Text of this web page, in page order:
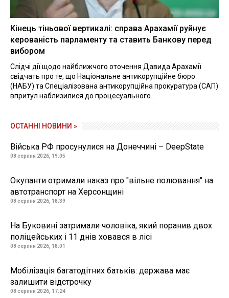
Кінець тіньової вертикалі: справа Арахамії руйнує
керованість парламенту та ставить Банкову перед
вибором
Слідчі дії щодо найближчого оточення Давида Арахамії
свідчать про те, що Національне антикорупційне бюро
(НАБУ) та Спеціалізована антикорупційна прокуратура (САП)
впритул наблизилися до процесуального...
ОСТАННІ НОВИНИ »
Війська РФ просунулися на Донеччині – DeepState
08 серпня 2026, 19:05
Окупанти отримали наказ про "вільне полювання" на
автотранспорт на Херсонщині
08 серпня 2026, 18:39
На Буковині затримали чоловіка, який поранив двох
поліцейських і 11 днів ховався в лісі
08 серпня 2026, 18:01
Мобілізація багатодітних батьків: держава має
залишити відстрочку
08 серпня 2026, 17:24